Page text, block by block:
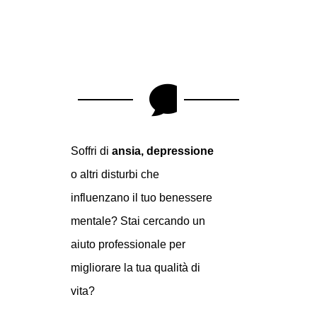

Soffri di ansia, depressione
o altri disturbi che
influenzano il tuo benessere
mentale? Stai cercando un
aiuto professionale per
migliorare la tua qualità di
vita?